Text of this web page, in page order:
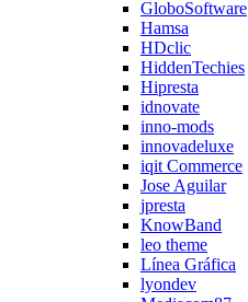
GloboSoftware
Hamsa
HDclic
HiddenTechies
Hipresta
idnovate
inno-mods
innovadeluxe
iqit Commerce
Jose Aguilar
jpresta
KnowBand
leo theme
Línea Gráfica
lyondev